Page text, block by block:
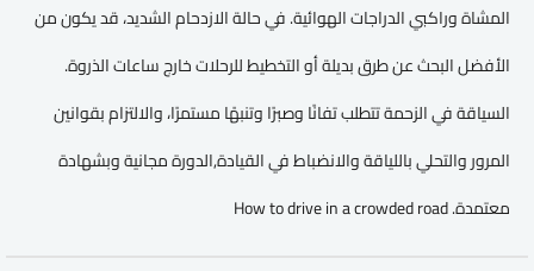
المشاة وراكبي الدراجات الهوائية. في حالة الازدحام الشديد، قد يكون من
الأفضل البحث عن طرق بديلة أو التخطيط للرحلات خارج ساعات الذروة.
السياقة في الزحمة تتطلب تفانًا وصبرًا وتنبهًا مستمرًا، والالتزام بقوانين
المرور والتحلي باللياقة والانضباط في القيادة,الدورة مجانية وبشهادة
معتمدة. How to drive in a crowded road